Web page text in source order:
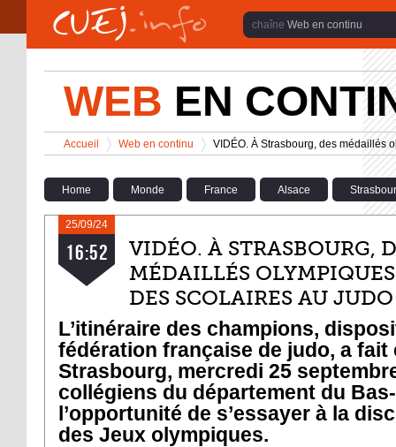
Aller au contenu principal
Web en continu
WEB EN
Vous êtes ici
Accueil
>
Web en continu
>
VIDÉO. À Strasbourg, des médaillés
Home Monde France Alsace
25/09/24
16:52
VIDÉO. À STRASBOURG,
MÉDAILLÉS
DES SCOLAIRES AU JUDO
L’itinéraire des champions,
fédération française de judo, a fait
Strasbourg, mercredi 25
collégiens du département du
l’opportunité de s’essayer à la
des Jeux olympiques.